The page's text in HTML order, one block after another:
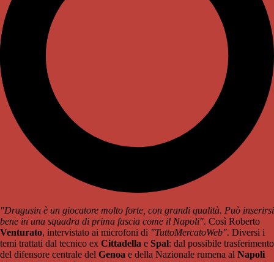
"Dragusin è un giocatore molto forte, con grandi qualità. Può inserirsi
bene in una squadra di prima fascia come il Napoli". Così Roberto
Venturato, intervistato ai microfoni di "TuttoMercatoWeb". Diversi i
temi trattati dal tecnico ex Cittadella e Spal: dal possibile trasferimento
del difensore centrale del Genoa e della Nazionale rumena al Napoli